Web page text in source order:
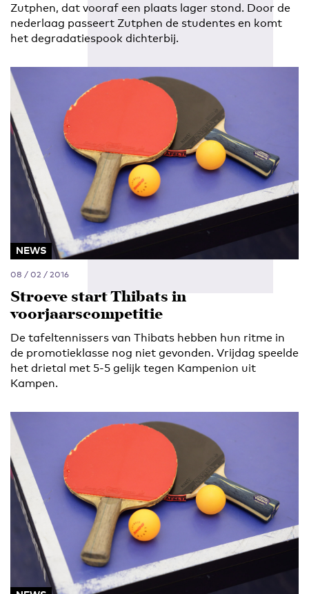
Zutphen, dat vooraf een plaats lager stond. Door de
nederlaag passeert Zutphen de studentes en komt
het degradatiespook dichterbij.
NEWS
08 / 02 / 2016
Stroeve start Thibats in
voorjaarscompetitie
De tafeltennissers van Thibats hebben hun ritme in
de promotieklasse nog niet gevonden. Vrijdag speelde
het drietal met 5-5 gelijk tegen Kampenion uit
Kampen.